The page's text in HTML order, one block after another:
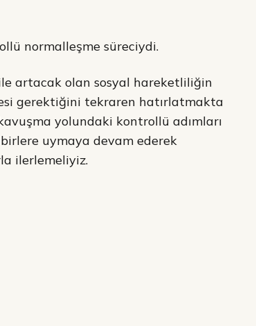
normalleşme süreciydi.
artacak olan sosyal hareketliliğin
gerektiğini tekraren hatırlatmakta
yolundaki kontrollü adımları
uymaya devam ederek
ilerlemeliyiz.